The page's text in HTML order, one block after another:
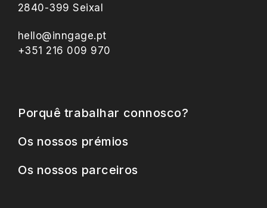
2840-399 Seixal
hello@inngage.pt
+351 216 009 970
Porquê trabalhar connosco?
Os nossos prémios
Os nossos parceiros